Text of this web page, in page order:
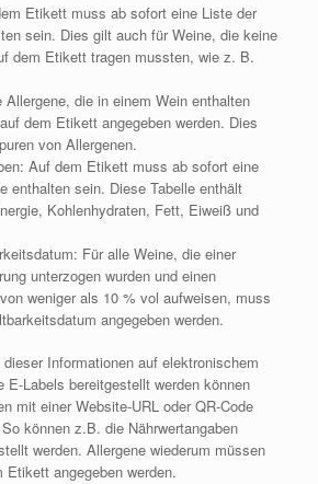
Etikett muss ab sofort eine Liste der
sein. Dies gilt auch für Weine, die keine
dem Etikett tragen mussten, wie z. B.
Allergene, die in einem Wein enthalten
dem Etikett angegeben werden. Dies
von Allergenen.
Auf dem Etikett muss ab sofort eine
enthalten sein. Diese Tabelle enthält
Kohlenhydraten, Fett, Eiweiß und
Für alle Weine, die einer
unterzogen wurden und einen
weniger als 10 % vol aufweisen, muss
angegeben werden.
Informationen auf elektronischem
E-Labels bereitgestellt werden können
mit einer Website-URL oder QR-Code
können z.B. die Nährwertangaben
werden. Allergene wiederum müssen
angegeben werden.